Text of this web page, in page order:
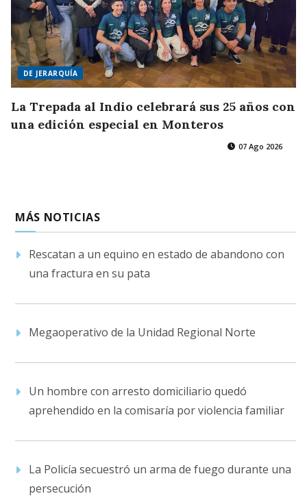
DE JERARQUÍA
La Trepada al Indio celebrará sus 25 años con
una edición especial en Monteros
07 Ago 2026
MÁS NOTICIAS
Rescatan a un equino en estado de abandono con
una fractura en su pata
Megaoperativo de la Unidad Regional Norte
Un hombre con arresto domiciliario quedó
aprehendido en la comisaría por violencia familiar
La Policía secuestró un arma de fuego durante una
persecución